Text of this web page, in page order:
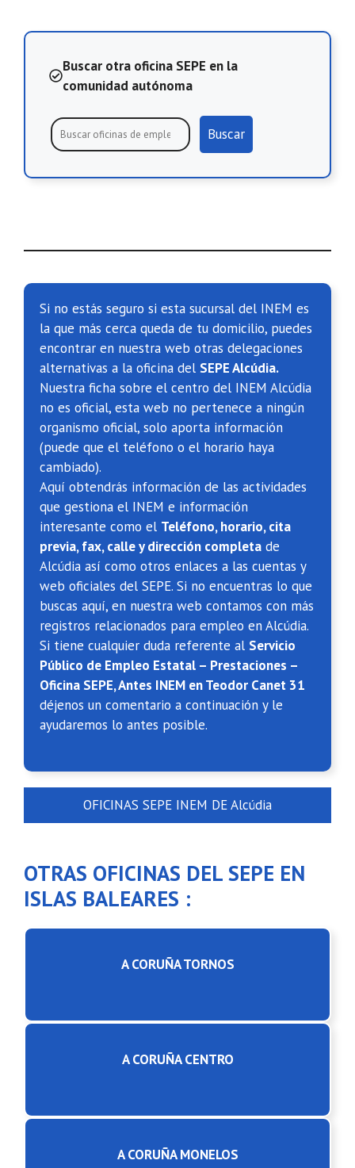
Buscar otra oficina SEPE en la
comunidad autónoma
Buscar
Si no estás seguro si esta sucursal del INEM es
la que más cerca queda de tu domicilio, puedes
encontrar en nuestra web otras delegaciones
alternativas a la oficina del SEPE Alcúdia.
Nuestra ficha sobre el centro del INEM Alcúdia
no es oficial, esta web no pertenece a ningún
organismo oficial, solo aporta información
(puede que el teléfono o el horario haya
cambiado).
Aquí obtendrás información de las actividades
que gestiona el INEM e información
interesante como el Teléfono, horario, cita
previa, fax, calle y dirección completa de
Alcúdia así como otros enlaces a las cuentas y
web oficiales del SEPE. Si no encuentras lo que
buscas aquí, en nuestra web contamos con más
registros relacionados para empleo en Alcúdia.
Si tiene cualquier duda referente al Servicio
Público de Empleo Estatal – Prestaciones –
Oficina SEPE, Antes INEM en Teodor Canet 31
déjenos un comentario a continuación y le
ayudaremos lo antes posible.
OFICINAS SEPE INEM DE Alcúdia
OTRAS OFICINAS DEL SEPE EN
ISLAS BALEARES :
A CORUÑA TORNOS
A CORUÑA CENTRO
A CORUÑA MONELOS